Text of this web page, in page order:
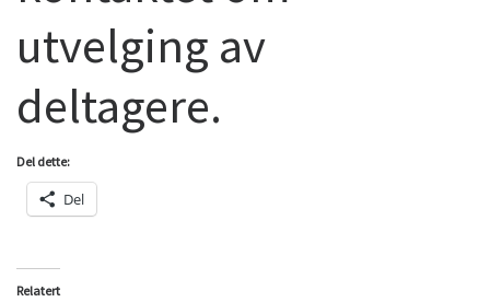
utvelging av
deltagere.
Del dette:
Del
Relatert